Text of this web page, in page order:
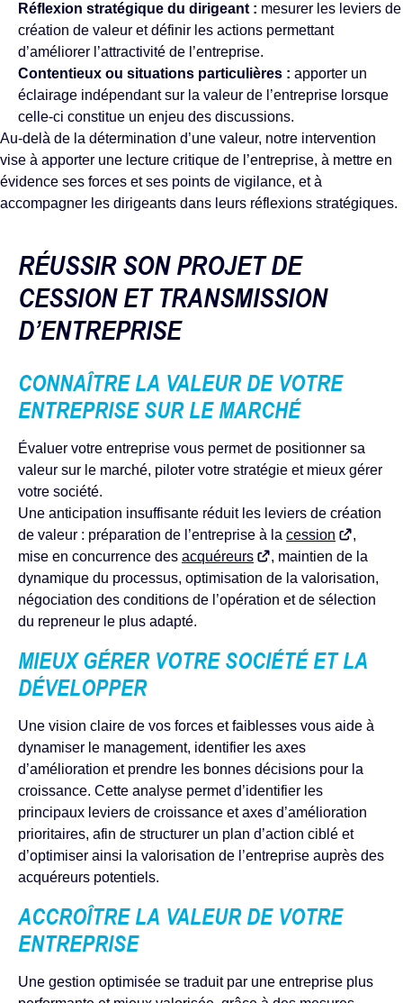
Réflexion stratégique du dirigeant : mesurer les leviers de
création de valeur et définir les actions permettant
d’améliorer l’attractivité de l’entreprise.
Contentieux ou situations particulières : apporter un
éclairage indépendant sur la valeur de l’entreprise lorsque
celle-ci constitue un enjeu des discussions.
Au-delà de la détermination d’une valeur, notre intervention
vise à apporter une lecture critique de l’entreprise, à mettre en
évidence ses forces et ses points de vigilance, et à
accompagner les dirigeants dans leurs réflexions stratégiques.
RÉUSSIR SON PROJET DE
CESSION ET TRANSMISSION
D’ENTREPRISE
CONNAÎTRE LA VALEUR DE VOTRE
ENTREPRISE SUR LE MARCHÉ
Évaluer votre entreprise vous permet de positionner sa
valeur sur le marché, piloter votre stratégie et mieux gérer
votre société.
Une anticipation insuffisante réduit les leviers de création
de valeur : préparation de l’entreprise à la cession
,
mise en concurrence des acquéreurs
, maintien de la
dynamique du processus, optimisation de la valorisation,
négociation des conditions de l’opération et de sélection
du repreneur le plus adapté.
MIEUX GÉRER VOTRE SOCIÉTÉ ET LA
DÉVELOPPER
Une vision claire de vos forces et faiblesses vous aide à
dynamiser le management, identifier les axes
d’amélioration et prendre les bonnes décisions pour la
croissance. Cette analyse permet d’identifier les
principaux leviers de croissance et axes d’amélioration
prioritaires, afin de structurer un plan d’action ciblé et
d’optimiser ainsi la valorisation de l’entreprise auprès des
acquéreurs potentiels.
ACCROÎTRE LA VALEUR DE VOTRE
ENTREPRISE
Une gestion optimisée se traduit par une entreprise plus